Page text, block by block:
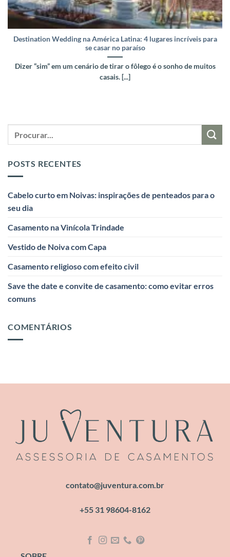
Destination Wedding na América Latina: 4 lugares incríveis para
se casar no paraíso
Dizer “sim” em um cenário de tirar o fôlego é o sonho de muitos
casais. [...]
POSTS RECENTES
Cabelo curto em Noivas: inspirações de penteados para o
seu dia
Casamento na Vinícola Trindade
Vestido de Noiva com Capa
Casamento religioso com efeito civil
Save the date e convite de casamento: como evitar erros
comuns
COMENTÁRIOS
contato@juventura.com.br
+55 31 98604-8162